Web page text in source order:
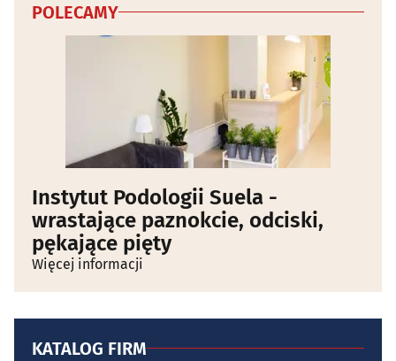
POLECAMY
Instytut Podologii Suela -
wrastające paznokcie, odciski,
pękające pięty
Więcej informacji
KATALOG FIRM